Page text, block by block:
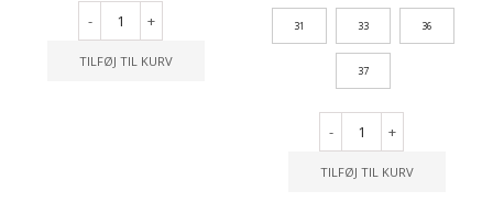
- +
TILFØJ TIL KURV
31 33 36
37
- +
TILFØJ TIL KURV